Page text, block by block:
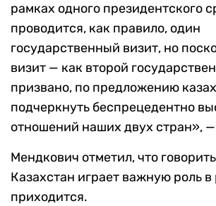
рамках одного президентского
проводится, как правило, один
государственный визит, но
визит — как второй
призвано, по предложению
подчеркнуть беспрецедентно
отношений наших двух стран», —
Мендкович отметил, что
Казахстан играет важную роль в
приходится.